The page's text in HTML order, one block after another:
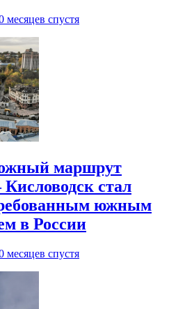
месяцев спустя
маршрут
стал
южным
в России
месяцев спустя